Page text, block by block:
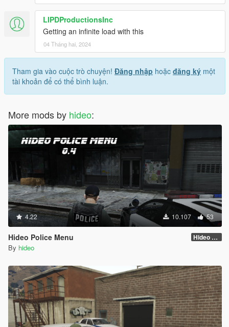
LIPDProductionsInc
Getting an infinite load with this
04 Tháng hai, 2024
Tham gia vào cuộc trò chuyện! Đăng nhập hoặc đăng ký một
tài khoản để có thể bình luận.
More mods by hideo:
4.22 10.107 53
Hideo Police Menu Hideo Police Menu 0.4
By hideo